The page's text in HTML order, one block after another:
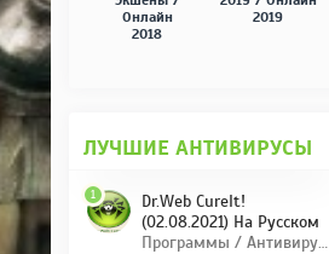
Онлайн
2018
2019
ЛУЧШИЕ АНТИВИРУСЫ
Dr.Web CureIt!
(02.08.2021) На Русском
Программы / Антивирусы
1